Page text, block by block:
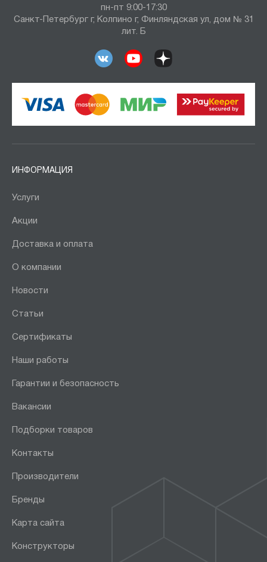
пн-пт 9:00-17:30
Санкт-Петербург г, Колпино г, Финляндская ул, дом № 31
лит. Б
ИНФОРМАЦИЯ
Услуги
Акции
Доставка и оплата
О компании
Новости
Статьи
Сертификаты
Наши работы
Гарантии и безопасность
Вакансии
Подборки товаров
Контакты
Производители
Бренды
Карта сайта
Конструкторы